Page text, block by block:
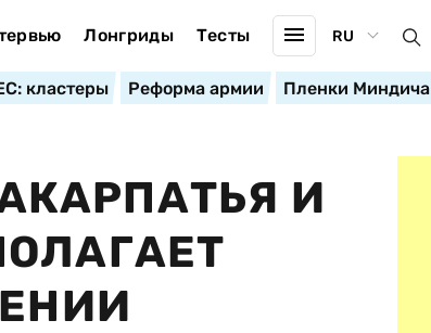
Лонгриды Тесты RU
кластеры Реформа армии Пленки Миндича
И